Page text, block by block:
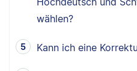
wählen?
Kann ich eine